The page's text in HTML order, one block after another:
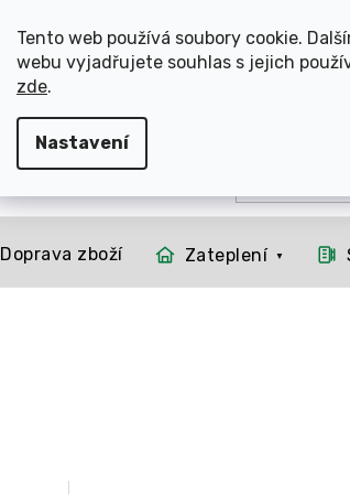
Tento web používá soubory cookie.
webu vyjadřujete souhlas s jejich
zde.
Nastavení
ROZVÁŽÍME OLOMOUCKO,
Doprava zboží Zateplení